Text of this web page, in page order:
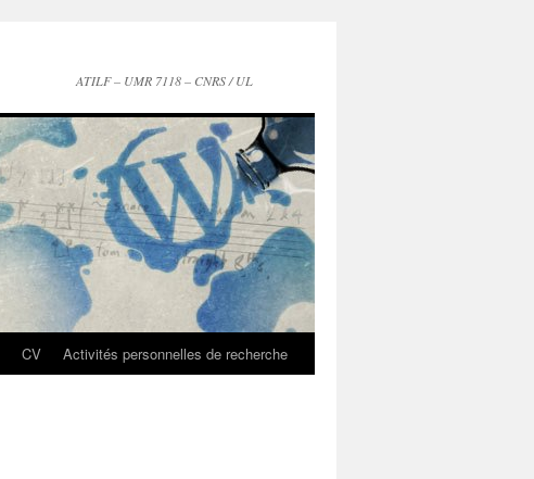
ATILF – UMR 7118 – CNRS / UL
CV Activités personnelles de recherche